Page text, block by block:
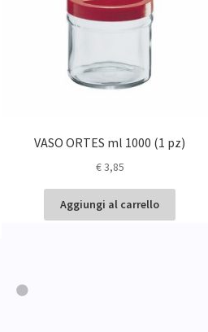
VASO ORTES ml 1000 (1 pz)
€3,85
Aggiungi al carrello